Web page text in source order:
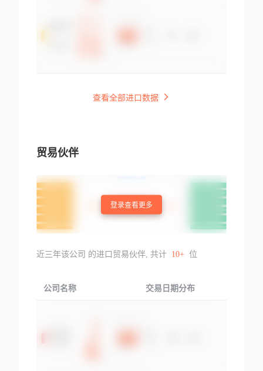
查看全部进口数据
贸易伙伴
登录查看更多
近三年该公司 的进口贸易伙伴, 共计 10+ 位
公司名称 交易日期分布